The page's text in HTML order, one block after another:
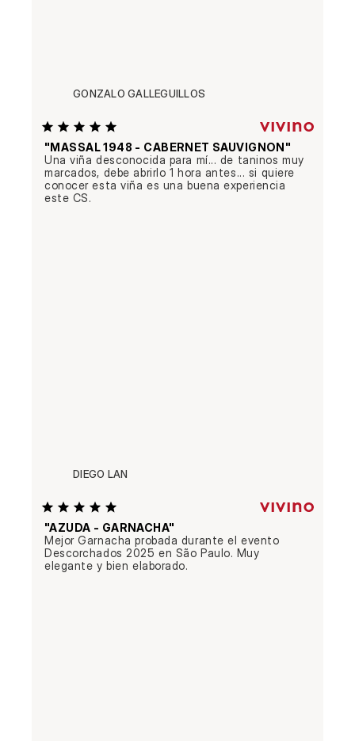
GONZALO GALLEGUILLOS
"MASSAL 1948 - CABERNET SAUVIGNON"
Una viña desconocida para mí... de taninos muy
marcados, debe abrirlo 1 hora antes... si quiere
conocer esta viña es una buena experiencia
este CS.
DIEGO LAN
"AZUDA - GARNACHA"
Mejor Garnacha probada durante el evento
Descorchados 2025 en São Paulo. Muy
elegante y bien elaborado.